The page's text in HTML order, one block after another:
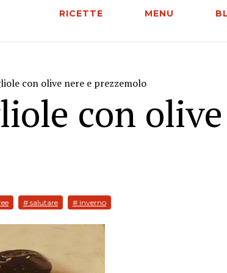
RICETTE MENU
con olive nere e prezzemolo
con
# salutare # inverno